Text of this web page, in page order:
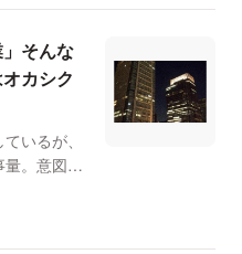
そんな
カシク
いるが、
。意図的